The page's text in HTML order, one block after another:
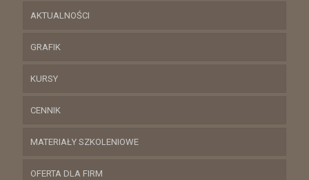
AKTUALNOŚCI
GRAFIK
KURSY
CENNIK
MATERIAŁY SZKOLENIOWE
OFERTA DLA FIRM